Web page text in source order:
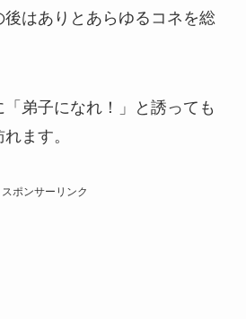
はありとあらゆるコネを総
弟子になれ！」と誘っても
ます。
スポンサーリンク